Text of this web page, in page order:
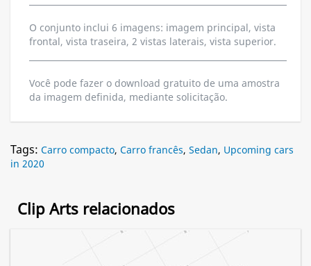
O conjunto inclui 6 imagens: imagem principal, vista
frontal, vista traseira, 2 vistas laterais, vista superior.
Você pode fazer o download gratuito de uma amostra
da imagem definida, mediante solicitação.
Tags: Carro compacto, Carro francês, Sedan, Upcoming cars
in 2020
Clip Arts relacionados